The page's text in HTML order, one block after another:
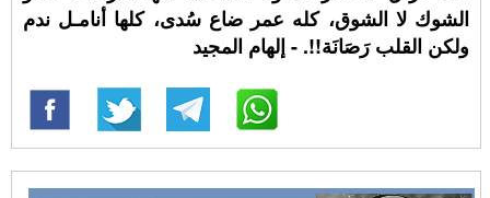
الشوك لا الشوق، كله عمر ضاع سُدى، كلها أنامـل ندم
ولكن القلب رَصَانَة!!. - إلهام المجيد